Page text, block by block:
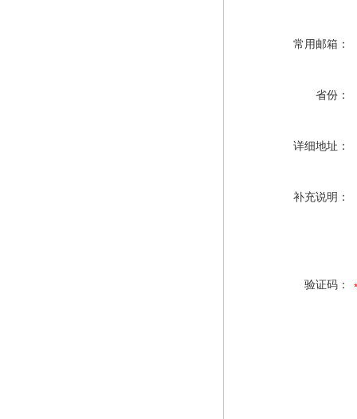
常用邮箱：
省份：
详细地址：
补充说明：
验证码：